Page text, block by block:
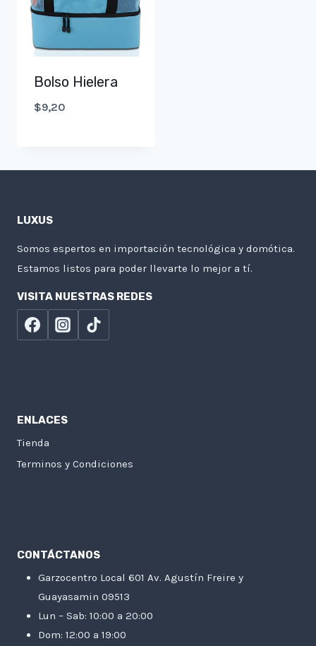
Bolso Hielera
$9,20
LUXUS
Somos espertos en importación tecnológica y domótica.
Estamos listos para poder llevarte lo mejor a tí.
VISITA NUESTRAS REDES
ENLACES
Tienda
Terminos y Condiciones
CONTÁCTANOS
Garzocentro Local 601 Av. Agustín Freire y
Guayasamin 09513
Lun – Sab: 10:00 a 20:00
Dom: 12:00 a 19:00